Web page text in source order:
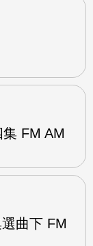
FM AM
曲下 FM